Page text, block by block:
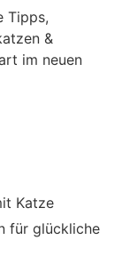
Tipps,
&
im neuen
Katze
für glückliche